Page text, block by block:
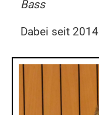
Bass
Dabei seit 2014